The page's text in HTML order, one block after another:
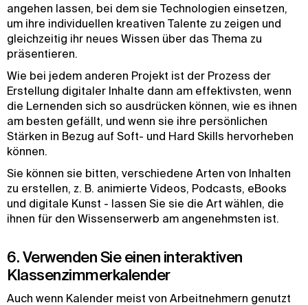
angehen lassen, bei dem sie Technologien einsetzen,
um ihre individuellen kreativen Talente zu zeigen und
gleichzeitig ihr neues Wissen über das Thema zu
präsentieren.
Wie bei jedem anderen Projekt ist der Prozess der
Erstellung digitaler Inhalte dann am effektivsten, wenn
die Lernenden sich so ausdrücken können, wie es ihnen
am besten gefällt, und wenn sie ihre persönlichen
Stärken in Bezug auf Soft- und Hard Skills hervorheben
können.
Sie können sie bitten, verschiedene Arten von Inhalten
zu erstellen, z. B. animierte Videos, Podcasts, eBooks
und digitale Kunst - lassen Sie sie die Art wählen, die
ihnen für den Wissenserwerb am angenehmsten ist.
6. Verwenden Sie einen interaktiven
Klassenzimmerkalender
Auch wenn Kalender meist von Arbeitnehmern genutzt